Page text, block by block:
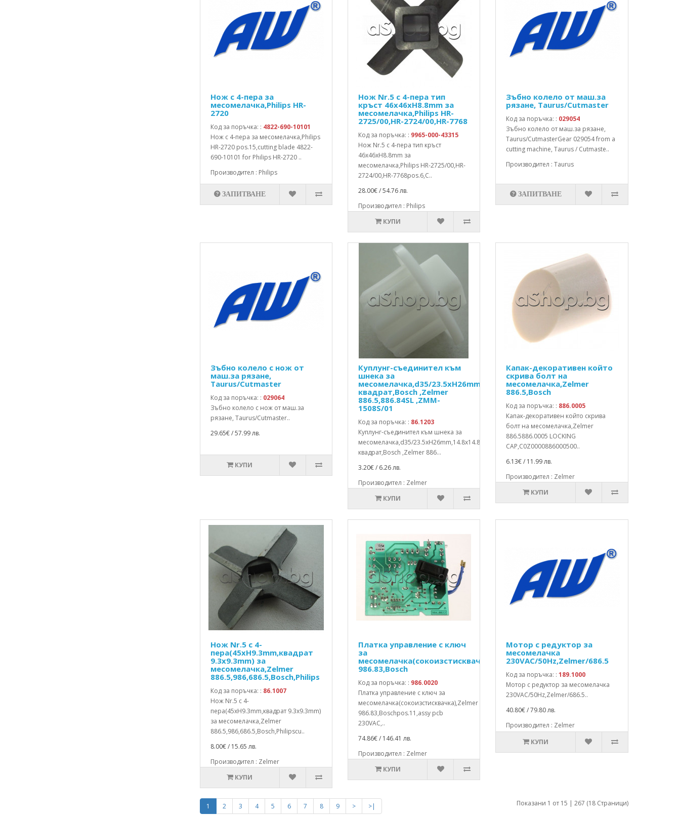
Нож с 4-пера за
месомелачка,Philips HR-
2720
Код за поръчка: : 4822-690-10101
Нож с 4-пера за месомелачка,Philips
HR-2720 pos.15,cutting blade 4822-
690-10101 for Philips HR-2720 ..
Производител : Philips
ЗАПИТВАНЕ
Нож Nr.5 с 4-пера тип
кръст 46x46xH8.8mm за
месомелачка,Philips HR-
2725/00,HR-2724/00,HR-7768
Код за поръчка: : 9965-000-43315
Нож Nr.5 с 4-пера тип кръст
46x46xH8.8mm за
месомелачка,Philips HR-2725/00,HR-
2724/00,HR-7768pos.6,C..
28.00€ / 54.76 лв.
Производител : Philips
КУПИ
Зъбно колело от маш.за
рязане, Taurus/Cutmaster
Код за поръчка: : 029054
Зъбно колело от маш.за рязане,
Taurus/CutmasterGear 029054 from a
cutting machine, Taurus / Cutmaste..
Производител : Taurus
ЗАПИТВАНЕ
Зъбно колело с нож от
маш.за рязане,
Taurus/Cutmaster
Код за поръчка: : 029064
Зъбно колело с нож от маш.за
рязане, Taurus/Cutmaster..
29.65€ / 57.99 лв.
КУПИ
Куплунг-съединител към
шнека за
месомелачка,d35/23.5xH26mm,14.8x14.8xH7mm
квадрат,Bosch ,Zelmer
886.5,886.84SL ,ZMM-
1508S/01
Код за поръчка: : 86.1203
Куплунг-съединител към шнека за
месомелачка,d35/23.5xH26mm,14.8x14.8xH7mm
квадрат,Bosch ,Zelmer 886...
3.20€ / 6.26 лв.
Производител : Zelmer
КУПИ
Капак-декоративен който
скрива болт на
месомелачка,Zelmer
886.5,Bosch
Код за поръчка: : 886.0005
Капак-декоративен който скрива
болт на месомелачка,Zelmer
886.5886.0005 LOCKING
CAP,C0Z0000886000500..
6.13€ / 11.99 лв.
Производител : Zelmer
КУПИ
Нож Nr.5 с 4-
пера(45xH9.3mm,квадрат
9.3x9.3mm) за
месомелачка,Zelmer
886.5,986,686.5,Bosch,Philips
Код за поръчка: : 86.1007
Нож Nr.5 с 4-
пера(45xH9.3mm,квадрат 9.3x9.3mm)
за месомелачка,Zelmer
886.5,986,686.5,Bosch,Philipscu..
8.00€ / 15.65 лв.
Производител : Zelmer
КУПИ
Платка управление с ключ
за
месомелачка(сокоизстисквачка),Zelmer
986.83,Bosch
Код за поръчка: : 986.0020
Платка управление с ключ за
месомелачка(сокоизстисквачка),Zelmer
986.83,Boschpos.11,assy pcb
230VAC,..
74.86€ / 146.41 лв.
Производител : Zelmer
КУПИ
Мотор с редуктор за
месомелачка
230VAC/50Hz,Zelmer/686.5
Код за поръчка: :189.1000
Мотор с редуктор за месомелачка
230VAC/50Hz,Zelmer/686.5..
40.80€ / 79.80 лв.
Производител : Zelmer
КУПИ
1 2 3 4 5 6 7 8 9 > >| Показани 1 от 15 | 267 (18 Страници)